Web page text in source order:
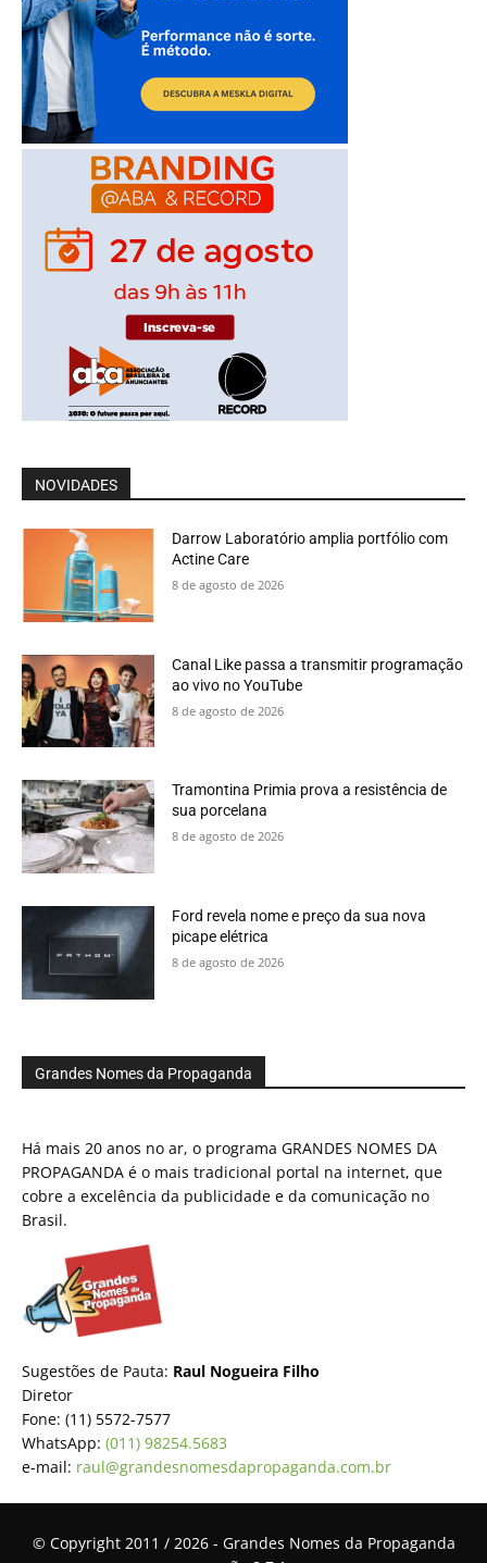
NOVIDADES
Darrow Laboratório amplia portfólio com
Actine Care
8 de agosto de 2026
Canal Like passa a transmitir programação
ao vivo no YouTube
8 de agosto de 2026
Tramontina Primia prova a resistência de
sua porcelana
8 de agosto de 2026
Ford revela nome e preço da sua nova
picape elétrica
8 de agosto de 2026
Grandes Nomes da Propaganda
Há mais 20 anos no ar, o programa GRANDES NOMES DA
PROPAGANDA é o mais tradicional portal na internet, que
cobre a excelência da publicidade e da comunicação no
Brasil.
Sugestões de Pauta: Raul Nogueira Filho
Diretor
Fone: (11) 5572-7577
WhatsApp: (011) 98254.5683
e-mail: raul@grandesnomesdapropaganda.com.br
© Copyright 2011 / 2026 - Grandes Nomes da Propaganda